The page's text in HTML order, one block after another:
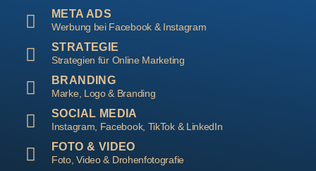
META ADS
Werbung bei Facebook & Instagram
STRATEGIE
Strategien für Online Marketing
BRANDING
Marke, Logo & Branding
SOCIAL MEDIA
Instagram, Facebook, TikTok & LinkedIn
FOTO & VIDEO
Foto, Video & Drohenfotografie